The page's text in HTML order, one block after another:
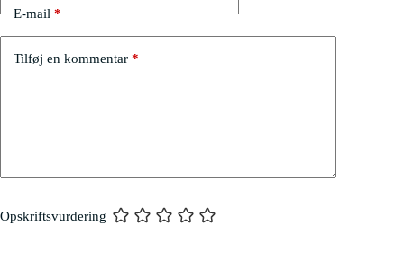
E-mail*
Tilføj en kommentar *
Opskriftsvurdering